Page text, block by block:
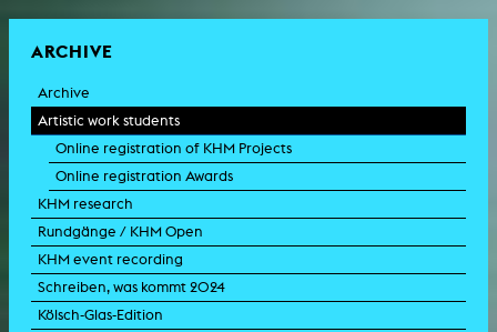
ARCHIVE
Archive
Artistic work students
Online registration of KHM Projects
Online registration Awards
KHM research
Rundgänge / KHM Open
KHM event recording
Schreiben, was kommt 2024
Kölsch-Glas-Edition